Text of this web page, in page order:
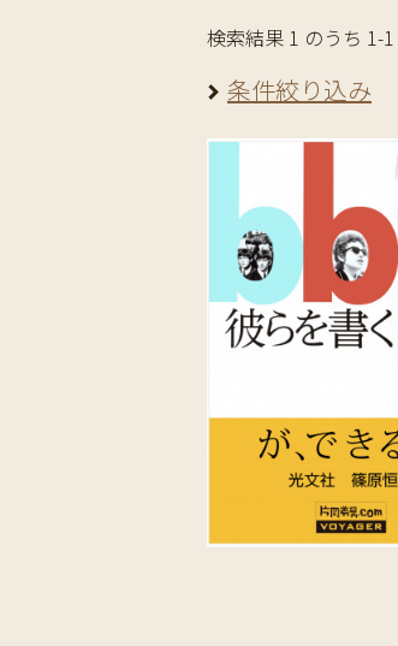
検索結果 1 のうち 1-
条件絞り込み